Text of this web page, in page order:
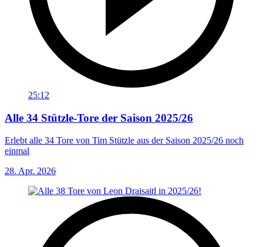
25:12
Alle 34 Stützle-Tore der Saison 2025/26
Erlebt alle 34 Tore von Tim Stützle aus der Saison 2025/26 noch
einmal
28. Apr. 2026